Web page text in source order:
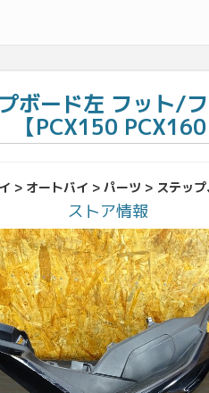
ード左 フット/
【PCX150 PCX160
> オートバイ > パーツ > ステッ
ストア情報